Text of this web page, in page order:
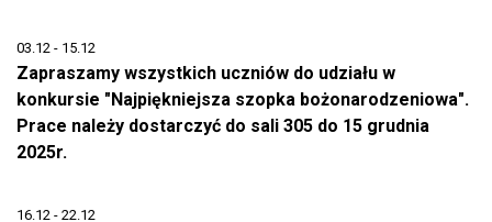
03.12 - 15.12
Zapraszamy wszystkich uczniów do udziału w
konkursie "Najpiękniejsza szopka bożonarodzeniowa".
Prace należy dostarczyć do sali 305 do 15 grudnia
2025r.
16.12 - 22.12